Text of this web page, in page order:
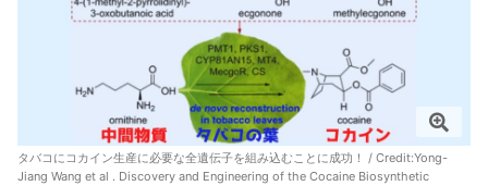
タバコにコカイン生産に必要な全遺伝子を組み込むことに成功！ / Credit:Yong-
Jiang Wang et al . Discovery and Engineering of the Cocaine Biosynthetic